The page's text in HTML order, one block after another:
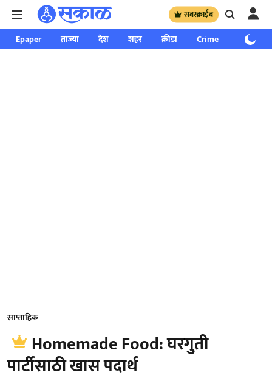
सबस्क्राईब
Epaper ताज्या देश शहर क्रीडा Crime साप्ताहिक
साप्ताहिक
Homemade Food: घरगुती
पार्टीसाठी खास पदार्थ